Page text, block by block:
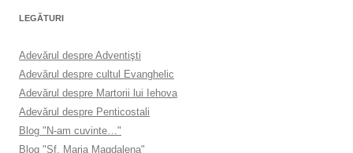
LEGĂTURI
Adevărul despre Adventişti
Adevărul despre cultul Evanghelic
Adevărul despre Martorii lui Iehova
Adevărul despre Penticostali
Blog "N-am cuvinte…"
Blog "Sf. Maria Magdalena"